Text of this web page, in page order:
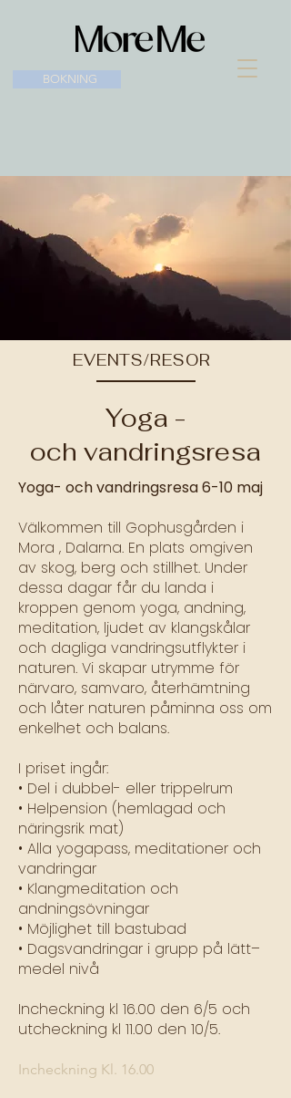
BOKNING
EVENTS/RESOR
Yoga -
och vandringsresa
Yoga- och vandringsresa 6-10 maj
Välkommen till Gophusgården i
Mora , Dalarna. En plats omgiven
av skog, berg och stillhet. Under
dessa dagar får du landa i
kroppen genom yoga, andning,
meditation, ljudet av klangskålar
och dagliga vandringsutflykter i
naturen. Vi skapar utrymme för
närvaro, samvaro, återhämtning
och låter naturen påminna oss om
enkelhet och balans.
I priset ingår:
• Del i dubbel- eller trippelrum
• Helpension (hemlagad och
näringsrik mat)
• Alla yogapass, meditationer och
vandringar
• Klangmeditation och
andningsövningar
• Möjlighet till bastubad
• Dagsvandringar i grupp på lätt–
medel nivå
Incheckning kl 16.00 den 6/5 och
utcheckning kl 11.00 den 10/5.
Incheckning Kl. 16.00